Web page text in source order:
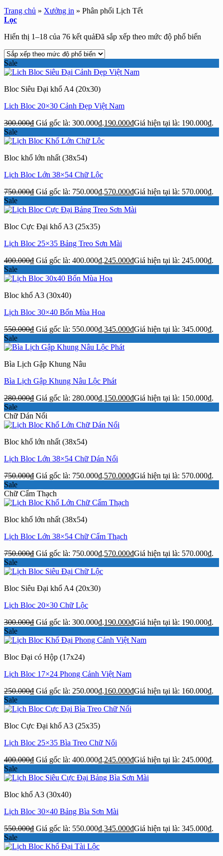
Trang chủ » Xưởng in » Phân phối Lịch Tết
Lọc
Hiển thị 1–18 của 76 kết quảĐã sắp xếp theo mức độ phổ biến
Sale
Bloc Siêu Đại khổ A4 (20x30)
Lich Bloc 20×30 Cảnh Đẹp Việt Nam
300.000₫ Giá gốc là: 300.000₫.190.000₫Giá hiện tại là: 190.000₫.
Sale
Bloc khổ lớn nhất (38x54)
Lịch Bloc Lớn 38×54 Chữ Lộc
750.000₫ Giá gốc là: 750.000₫.570.000₫Giá hiện tại là: 570.000₫.
Sale
Bloc Cực Đại khổ A3 (25x35)
Lịch Bloc 25×35 Bảng Treo Sơn Mài
400.000₫ Giá gốc là: 400.000₫.245.000₫Giá hiện tại là: 245.000₫.
Sale
Bloc khổ A3 (30x40)
Lịch Bloc 30×40 Bốn Mùa Hoa
550.000₫ Giá gốc là: 550.000₫.345.000₫Giá hiện tại là: 345.000₫.
Sale
Bìa Lịch Gập Khung Nâu
Bìa Lịch Gập Khung Nâu Lộc Phát
280.000₫ Giá gốc là: 280.000₫.150.000₫Giá hiện tại là: 150.000₫.
Sale
Chữ Dán Nổi
Bloc khổ lớn nhất (38x54)
Lịch Bloc Lớn 38×54 Chữ Dán Nổi
750.000₫ Giá gốc là: 750.000₫.570.000₫Giá hiện tại là: 570.000₫.
Sale
Chữ Cẩm Thạch
Bloc khổ lớn nhất (38x54)
Lịch Bloc Lớn 38×54 Chữ Cẩm Thạch
750.000₫ Giá gốc là: 750.000₫.570.000₫Giá hiện tại là: 570.000₫.
Sale
Bloc Siêu Đại khổ A4 (20x30)
Lịch Bloc 20×30 Chữ Lộc
300.000₫ Giá gốc là: 300.000₫.190.000₫Giá hiện tại là: 190.000₫.
Sale
Bloc Đại có Hộp (17x24)
Lịch Bloc 17×24 Phong Cảnh Việt Nam
250.000₫ Giá gốc là: 250.000₫.160.000₫Giá hiện tại là: 160.000₫.
Sale
Bloc Cực Đại khổ A3 (25x35)
Lịch Bloc 25×35 Bìa Treo Chữ Nổi
400.000₫ Giá gốc là: 400.000₫.245.000₫Giá hiện tại là: 245.000₫.
Sale
Bloc khổ A3 (30x40)
Lịch Bloc 30×40 Bảng Bìa Sơn Mài
550.000₫ Giá gốc là: 550.000₫.345.000₫Giá hiện tại là: 345.000₫.
Sale